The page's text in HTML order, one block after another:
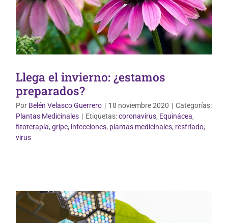
Llega el invierno: ¿estamos
preparados?
Por Belén Velasco Guerrero | 18 noviembre 2020 | Categorías:
Plantas Medicinales | Etiquetas:coronavirus, Equinácea,
fitoterapia, gripe, infecciones, plantas medicinales, resfriado,
virus